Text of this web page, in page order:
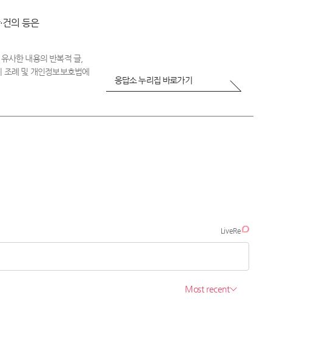
건의 등은
사한 내용의 반복적 글,
례 및 개인정보보호법에
응답소 누리집 바로가기